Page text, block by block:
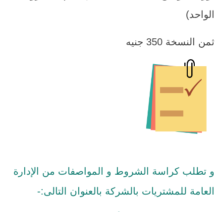
الواحد)
ثمن النسخة 350 جنيه
و تطلب كراسة الشروط و المواصفات من الإدارة
العامة للمشتريات بالشركة بالعنوان التالى:-